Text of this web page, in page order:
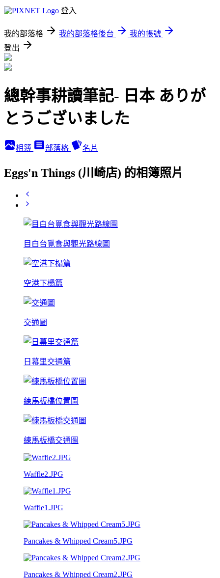
登入
我的部落格 我的部落格後台
我的帳號
登出
總幹事耕讀筆記- 日本 ありが
とうございました
相簿 部落格 名片
Eggs'n Things (川崎店) 的相簿照片
目白台覓食與觀光路線圖
空港下榻篇
交通圖
日幕里交通篇
練馬板橋位置圖
練馬板橋交通圖
Waffle2.JPG
Waffle1.JPG
Pancakes & Whipped Cream5.JPG
Pancakes & Whipped Cream2.JPG